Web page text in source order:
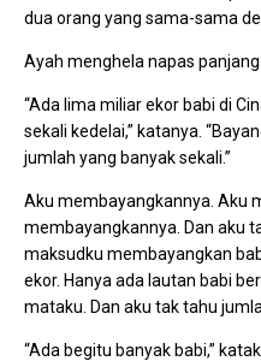
dua orang yang sama-sama
Ayah menghela napas panjang.
“Ada lima miliar ekor babi di
sekali kedelai,” katanya.
jumlah yang banyak sekali.”
Aku membayangkannya. Aku
membayangkannya. Dan aku
maksudku membayangkan
ekor. Hanya ada lautan babi
mataku. Dan aku tak tahu
“Ada begitu banyak babi,”